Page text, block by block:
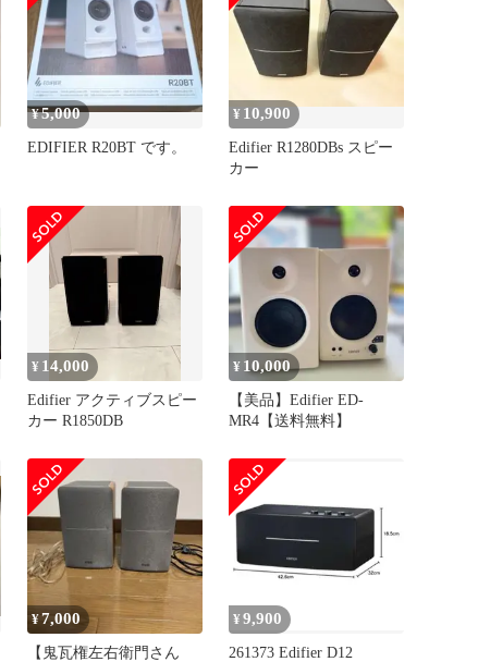
¥5,000
EDIFIER R20BT です。
¥ 10,900
Edifier R1280DBs スピー
カー
¥ 14,000
Edifier アクティブスピー
カー R1850DB
¥ 10,000
【美品】Edifier ED-
MR4【送料無料】
¥7,000
【鬼瓦権左右衛門さん
¥ 9,900
261373 Edifier D12